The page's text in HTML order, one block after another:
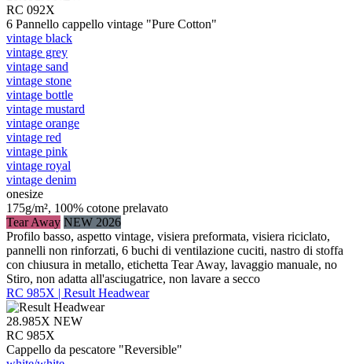
RC 092X
6 Pannello cappello vintage "Pure Cotton"
vintage black
vintage grey
vintage sand
vintage stone
vintage bottle
vintage mustard
vintage orange
vintage red
vintage pink
vintage royal
vintage denim
onesize
175g/m², 100% cotone prelavato
Tear Away NEW 2026
Profilo basso, aspetto vintage, visiera preformata, visiera riciclato,
pannelli non rinforzati, 6 buchi di ventilazione cuciti, nastro di stoffa
con chiusura in metallo, etichetta Tear Away, lavaggio manuale, no
Stiro, non adatta all'asciugatrice, non lavare a secco
RC 985X | Result Headwear
28.985X NEW
RC 985X
Cappello da pescatore "Reversible"